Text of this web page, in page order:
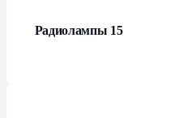
Радиолампы 15